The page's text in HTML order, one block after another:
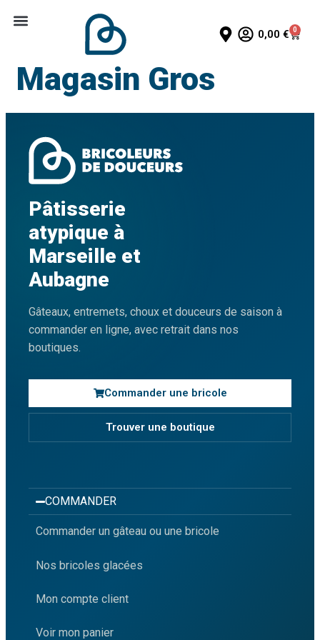
0,00 € 0
Magasin Gros
Pâtisserie
atypique à
Marseille et
Aubagne
Gâteaux, entremets, choux et douceurs de saison à
commander en ligne, avec retrait dans nos
boutiques.
Commander une bricole
Trouver une boutique
COMMANDER
Commander un gâteau ou une bricole
Nos bricoles glacées
Mon compte client
Voir mon panier